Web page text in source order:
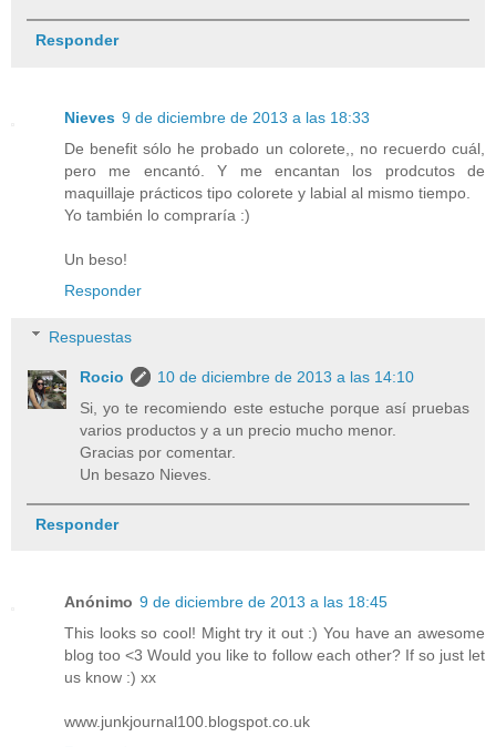
Responder
Nieves 9 de diciembre de 2013 a las 18:33
De benefit sólo he probado un colorete,, no recuerdo cuál,
pero me encantó. Y me encantan los prodcutos de
maquillaje prácticos tipo colorete y labial al mismo tiempo.
Yo también lo compraría :)
Un beso!
Responder
Respuestas
Rocio
10 de diciembre de 2013 a las 14:10
Si, yo te recomiendo este estuche porque así pruebas
varios productos y a un precio mucho menor.
Gracias por comentar.
Un besazo Nieves.
Responder
Anónimo 9 de diciembre de 2013 a las 18:45
This looks so cool! Might try it out :) You have an awesome
blog too <3 Would you like to follow each other? If so just let
us know :) xx
www.junkjournal100.blogspot.co.uk